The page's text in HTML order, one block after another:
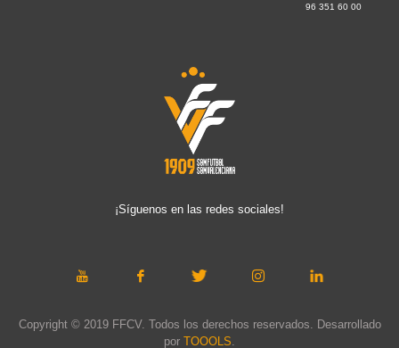
96 351 60 00
¡Síguenos en las redes sociales!
Copyright © 2019 FFCV. Todos los derechos reservados. Desarrollado
por TOOOLS